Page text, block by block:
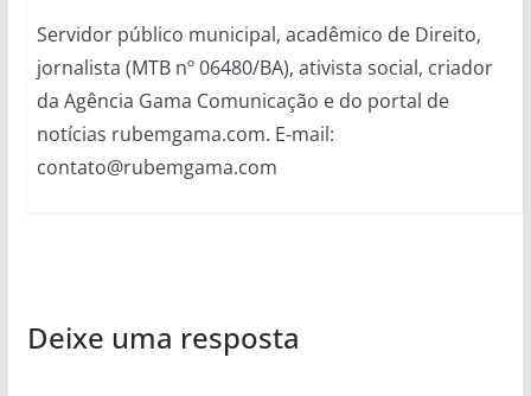
Servidor público municipal, acadêmico de Direito,
jornalista (MTB nº 06480/BA), ativista social, criador
da Agência Gama Comunicação e do portal de
notícias rubemgama.com. E-mail:
contato@rubemgama.com
Deixe uma resposta